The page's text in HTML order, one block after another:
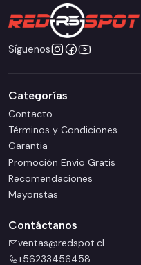
Síguenos
Categorías
Contacto
Términos y Condiciones
Garantia
Promoción Envio Gratis
Recomendaciones
Mayoristas
Contáctanos
ventas@redspot.cl
+56233456458